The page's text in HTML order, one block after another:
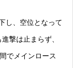
し、空位となって
撃は止まらず、
でメインロース